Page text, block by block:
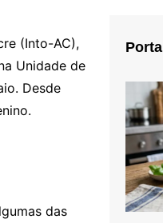
(Into-AC),
Unidade de
Desde
das